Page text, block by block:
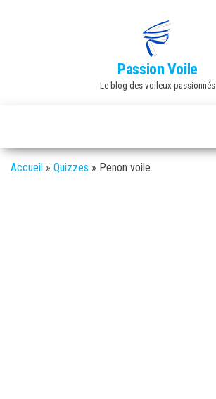
Passion Voile
Le blog des voileux passionnés
Accueil » Quizzes » Penon voile